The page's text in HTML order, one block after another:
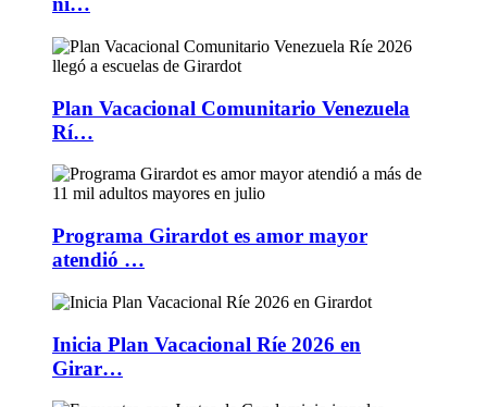
Plan Vacacional Comunitario Venezuela
Rí…
Programa Girardot es amor mayor
atendió …
Inicia Plan Vacacional Ríe 2026 en
Girar…